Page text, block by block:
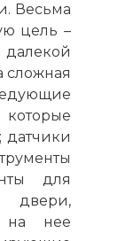
Весьма
цель –
сложная
датчики
для
двери,
на нее